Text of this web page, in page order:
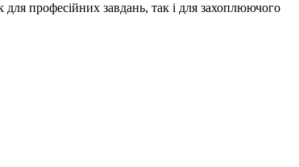
професійних завдань, так і для захоплюючого